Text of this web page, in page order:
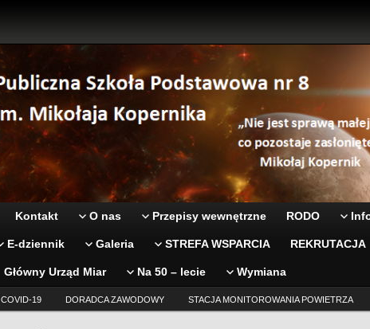
Kontakt O nas Przepisy wewnętrzne RODO
E-dziennik Galeria STREFA WSPARCIA REKRUTACJA
Główny Urząd Miar Na 50 – lecie Wymiana
COVID-19 DORADCA ZAWODOWY STACJA MONITOROWANIA POWIETRZA